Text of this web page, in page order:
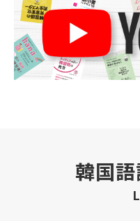
韓国